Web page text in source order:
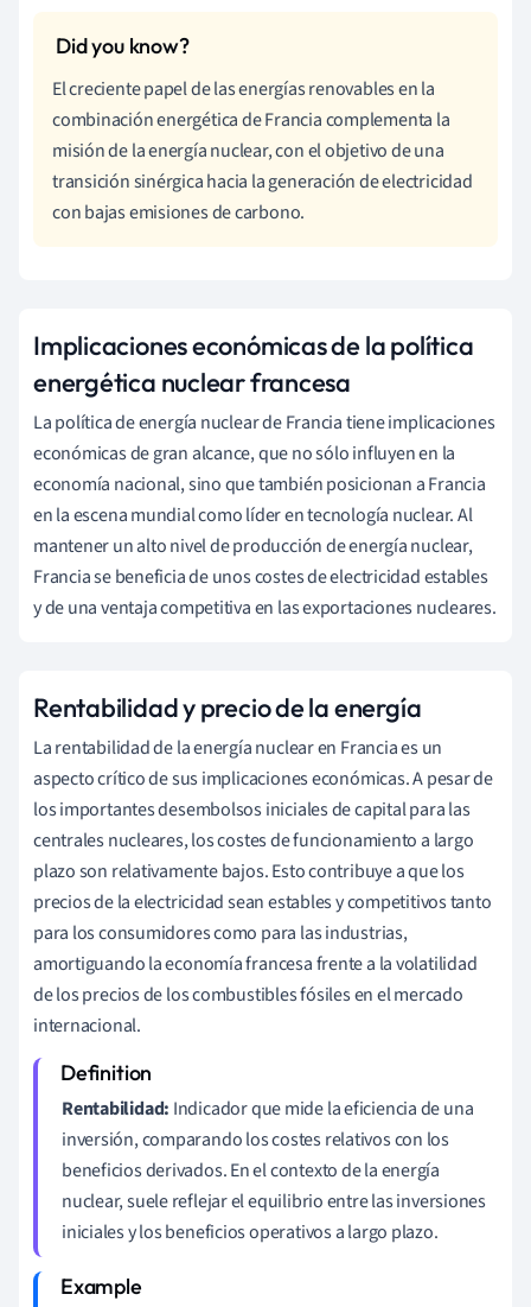
El creciente papel de las energías renovables en la
combinación energética de Francia complementa la
misión de la energía nuclear, con el objetivo de una
transición sinérgica hacia la generación de electricidad
con bajas emisiones de carbono.
Implicaciones económicas de la política
energética nuclear francesa
La política de energía nuclear de Francia tiene implicaciones
económicas de gran alcance, que no sólo influyen en la
economía nacional, sino que también posicionan a Francia
en la escena mundial como líder en tecnología nuclear. Al
mantener un alto nivel de producción de energía nuclear,
Francia se beneficia de unos costes de electricidad estables
y de una ventaja competitiva en las exportaciones nucleares.
Rentabilidad y precio de la energía
La rentabilidad de la energía nuclear en Francia es un
aspecto crítico de sus implicaciones económicas. A pesar de
los importantes desembolsos iniciales de capital para las
centrales nucleares, los costes de funcionamiento a largo
plazo son relativamente bajos. Esto contribuye a que los
precios de la electricidad sean estables y competitivos tanto
para los consumidores como para las industrias,
amortiguando la economía francesa frente a la volatilidad
de los precios de los combustibles fósiles en el mercado
internacional.
Rentabilidad: Indicador que mide la eficiencia de una
inversión, comparando los costes relativos con los
beneficios derivados. En el contexto de la energía
nuclear, suele reflejar el equilibrio entre las inversiones
iniciales y los beneficios operativos a largo plazo.